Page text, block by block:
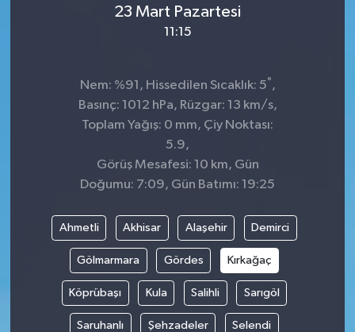
23 Mart Pazartesi
11:15
Nem: %91, Hissedilen Sıcaklık: 5° ,
Basınç: 1012 hPa, Rüzgar: 13 km/s,
Toplam Yağış: 0 mm, Çiy Noktası:
5.9,
Görüş Mesafesi: 10 km, Gün
Doğumu: 7:09, Gün Batımı: 19:25
Ahmetli Akhisar Alaşehir Demirci
Gölmarmara Gördes Kırkağaç
Köprübaşı Kula Salihli Sarıgöl
Saruhanlı Şehzadeler Selendi